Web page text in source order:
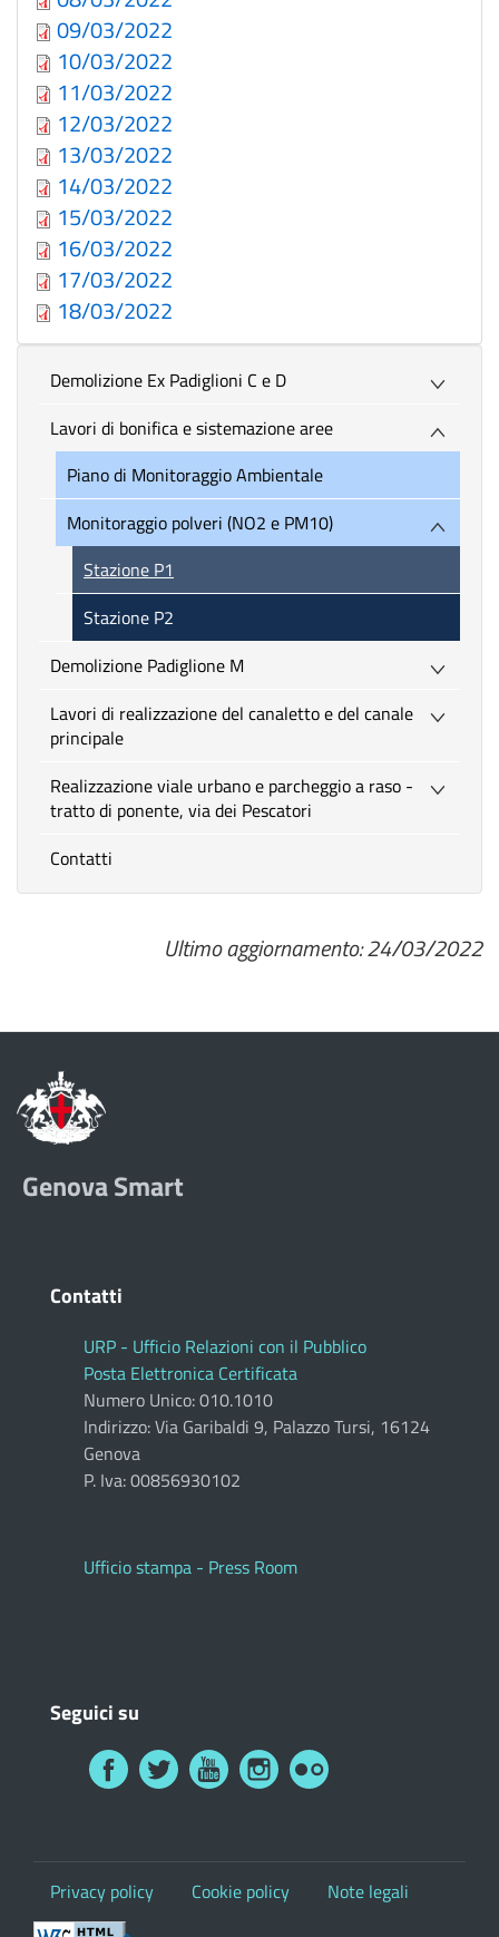
09/03/2022
10/03/2022
11/03/2022
12/03/2022
13/03/2022
14/03/2022
15/03/2022
16/03/2022
17/03/2022
18/03/2022
Demolizione Ex Padiglioni C e D
Lavori di bonifica e sistemazione aree
Piano di Monitoraggio Ambientale
Monitoraggio polveri (NO2 e PM10)
Stazione P1
Stazione P2
Demolizione Padiglione M
Lavori di realizzazione del canaletto e del canale
principale
Realizzazione viale urbano e parcheggio a raso -
tratto di ponente, via dei Pescatori
Contatti
Ultimo aggiornamento: 24/03/2022
Genova Smart
Contatti
URP - Ufficio Relazioni con il Pubblico
Posta Elettronica Certificata
Numero Unico: 010.1010
Indirizzo: Via Garibaldi 9, Palazzo Tursi, 16124
Genova
P. Iva: 00856930102
Ufficio stampa - Press Room
Seguici su
Privacy policy Cookie policy Note legali